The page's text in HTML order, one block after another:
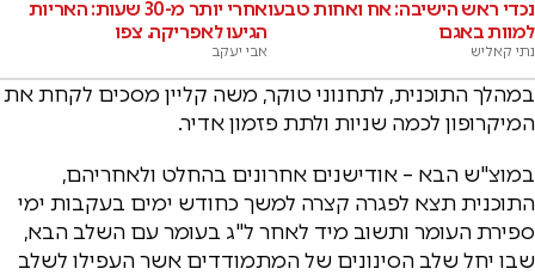
נכדי ראש הישיבה: אח ואחות טבעו
למוות באגם
נתי קאליש
אחרי יותר מ-30 שעות: האריות
הגיעו לאפריקה. צפו
אבי יעקב
במהלך התוכנית, לתחנוני טוקר, משה קליין מסכים לקחת את
המיקרופון לכמה שניות ולתת פזמון אדיר.
במוצ"ש הבא – אודישנים אחרונים בהחלט ולאחריהם,
התוכנית תצא לפגרה קצרה למשך כחודש ימים בעקבות ימי
ספירת העומר ותשוב מיד לאחר ל"ג בעומר עם השלב הבא,
שבו יחל שלב הסינונים של המתמודדים אשר העפילו לשלב